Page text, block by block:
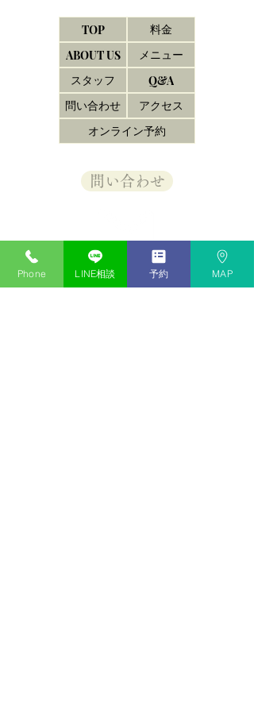
TOP
料金
ABOUT US
メニュー
スタッフ
Q&A
問い合わせ
アクセス
オンライン予約
問い合わせ
Tel03-6456-2944
​〒108-0072
Phone LINE相談 予約 MAP